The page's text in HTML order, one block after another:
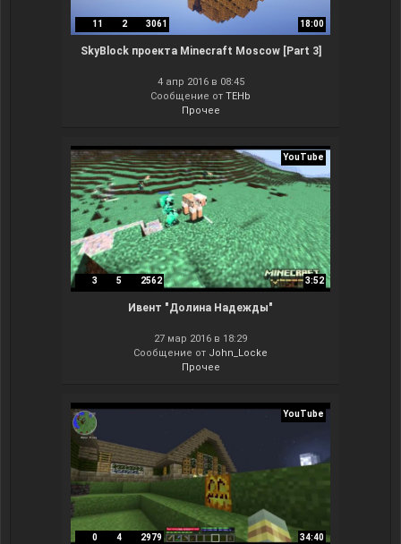
11 2 3061 18:00
SkyBlock проекта Minecraft Moscow [Part 3]
4 апр 2016 в 08:45
Сообщение от TEHb
Прочее
YouTube
3 5 2562 3:52
Ивент "Долина Надежды"
27 мар 2016 в 18:29
Сообщение от John_Locke
Прочее
YouTube
0 4 2979 34:40